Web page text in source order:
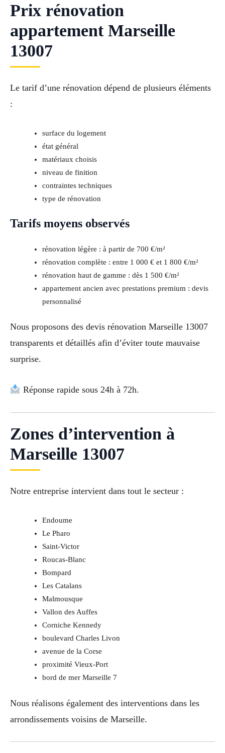
Prix rénovation
appartement Marseille
13007
Le tarif d’une rénovation dépend de plusieurs éléments
:
surface du logement
état général
matériaux choisis
niveau de finition
contraintes techniques
type de rénovation
Tarifs moyens observés
rénovation légère : à partir de 700 €/m²
rénovation complète : entre 1 000 € et 1 800 €/m²
rénovation haut de gamme : dès 1 500 €/m²
appartement ancien avec prestations premium : devis
personnalisé
Nous proposons des devis rénovation Marseille 13007
transparents et détaillés afin d’éviter toute mauvaise
surprise.
Réponse rapide sous 24h à 72h.
Zones d’intervention à
Marseille 13007
Notre entreprise intervient dans tout le secteur :
Endoume
Le Pharo
Saint-Victor
Roucas-Blanc
Bompard
Les Catalans
Malmousque
Vallon des Auffes
Corniche Kennedy
boulevard Charles Livon
avenue de la Corse
proximité Vieux-Port
bord de mer Marseille 7
Nous réalisons également des interventions dans les
arrondissements voisins de Marseille.